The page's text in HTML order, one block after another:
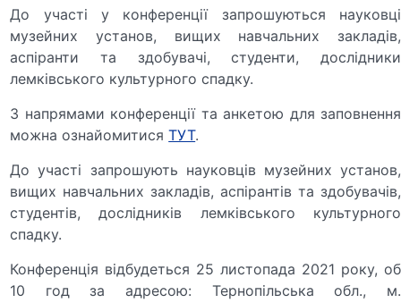
До участі у конференції запрошуються науковці
музейних установ, вищих навчальних закладів,
аспіранти та здобувачі, студенти, дослідники
лемківського культурного спадку.
З напрямами конференції та анкетою для заповнення
можна ознайомитисяТУТ.
До участі запрошують науковців музейних установ,
вищих навчальних закладів, аспірантів та здобувачів,
студентів, дослідників лемківського культурного
спадку.
Конференція відбудеться 25 листопада 2021 року, об
10 год за адресою: Тернопільська обл., м.